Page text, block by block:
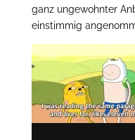
ganz ungewohnter
einstimmig